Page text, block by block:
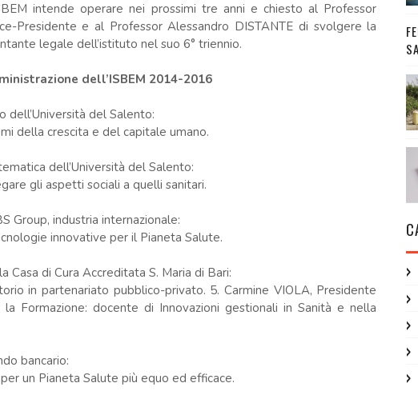
intende operare nei prossimi tre anni e chiesto al Professor
Presidente e al Professor Alessandro DISTANTE di svolgere la
legale dell’istituto nel suo 6° triennio.
dell’ISBEM 2014-2016
dell’Università del Salento:
della crescita e del capitale umano.
dell’Università del Salento:
gli aspetti sociali a quelli sanitari.
Group, industria internazionale:
innovative per il Pianeta Salute.
Casa di Cura Accreditata S. Maria di Bari:
in partenariato pubblico-privato. 5. Carmine VIOLA, Presidente
la Formazione: docente di Innovazioni gestionali in Sanità e nella
bancario:
un Pianeta Salute più equo ed efficace.